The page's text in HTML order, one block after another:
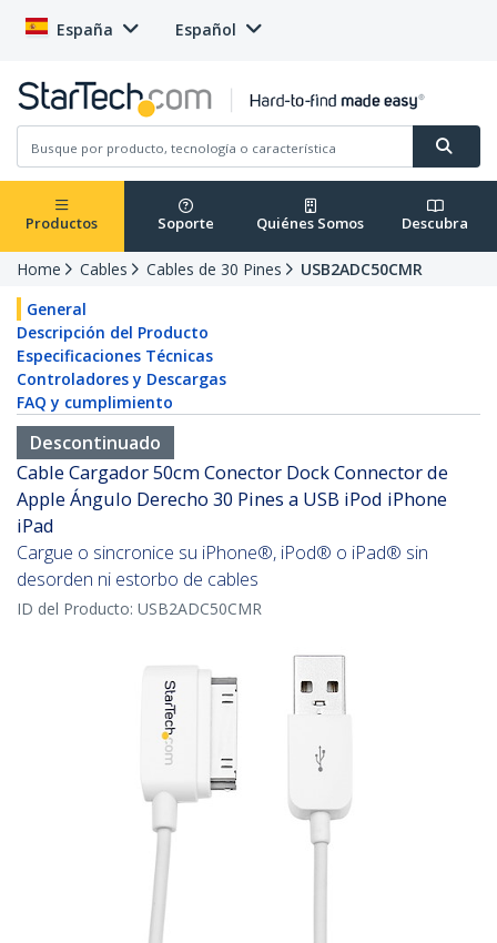
España Español
Productos Soporte Quiénes Somos Descubra
Home Cables Cables de 30 Pines
USB2ADC50CMR
General
Descripción del Producto
Especificaciones Técnicas
Controladores y Descargas
FAQ y cumplimiento
Descontinuado
Cable Cargador 50cm Conector Dock Connector de
Apple Ángulo Derecho 30 Pines a USB iPod iPhone
iPad
Cargue o sincronice su iPhone®, iPod® o iPad® sin
desorden ni estorbo de cables
ID del Producto: USB2ADC50CMR